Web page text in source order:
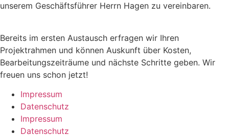
unserem Geschäftsführer Herrn Hagen zu vereinbaren.
Bereits im ersten Austausch erfragen wir Ihren
Projektrahmen und können Auskunft über Kosten,
Bearbeitungszeiträume und nächste Schritte geben. Wir
freuen uns schon jetzt!
Impressum
Datenschutz
Impressum
Datenschutz